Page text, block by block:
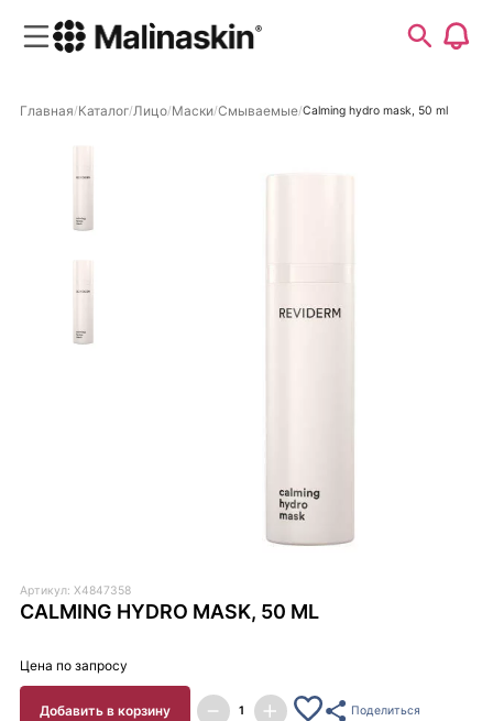
Главная Каталог Лицо Маски Смываемые Calming hydro mask, 50 ml
Артикул: X4847358
CALMING HYDRO MASK, 50 ML
Цена по запросу
Добавить в корзину Поделиться